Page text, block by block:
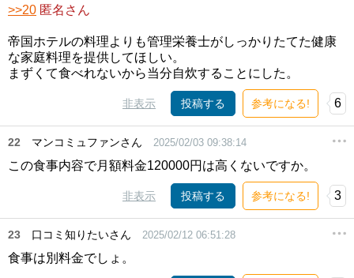
>>20 匿名さん
帝国ホテルの料理よりも管理栄養士がしっかりたてた健康
な家庭料理を提供してほしい。
まずくて食べれないから当分自炊することにした。
非表示 投稿する 参考になる! 6
22 マンコミュファンさん 2025/02/03 09:38:14
この食事内容で月額料金120000円は高くないですか。
非表示 投稿する 参考になる! 3
23 口コミ知りたいさん 2025/02/12 06:51:28
食事は別料金でしょ。